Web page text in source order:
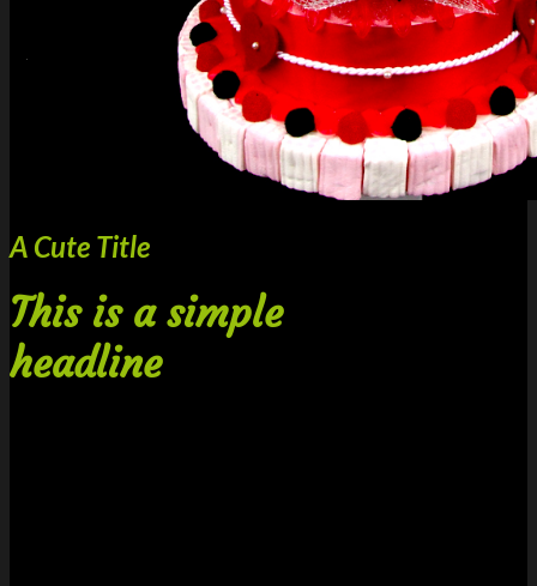
A Cute Title
This is a simple
headline